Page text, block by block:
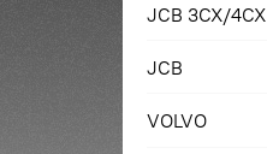
JCB 3CX/4CX
JCB
VOLVO